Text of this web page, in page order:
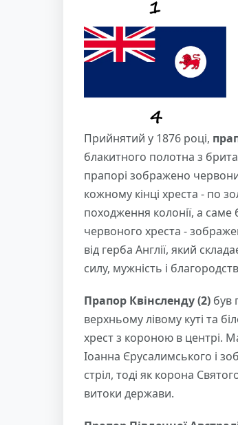
Прийнятий у 1876 році,
блакитного полотна з
прапорі зображено
кожному кінці хреста - по
походження колонії, а
червоного хреста -
від герба Англії, який
силу, мужність і
Прапор Квінсленду (2) був
верхньому лівому куті та
хрест з короною в центрі.
Іоанна Єрусалимського і
стріл, тоді як корона
витоки держави.